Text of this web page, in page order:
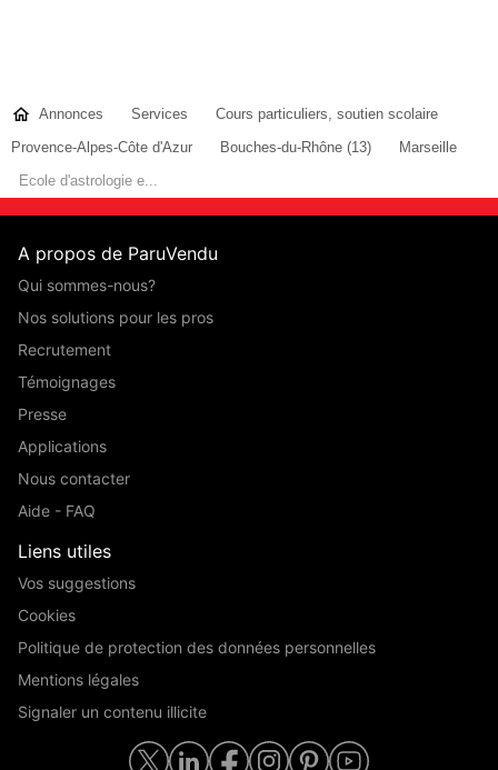
Annonces Services
Cours particuliers, soutien scolaire
Provence-Alpes-Côte d'Azur
Bouches-du-Rhône (13)
Marseille
Ecole d'astrologie e...
A propos de ParuVendu
Qui sommes-nous?
Nos solutions pour les pros
Recrutement
Témoignages
Presse
Applications
Nous contacter
Aide - FAQ
Liens utiles
Vos suggestions
Cookies
Politique de protection des données personnelles
Mentions légales
Signaler un contenu illicite